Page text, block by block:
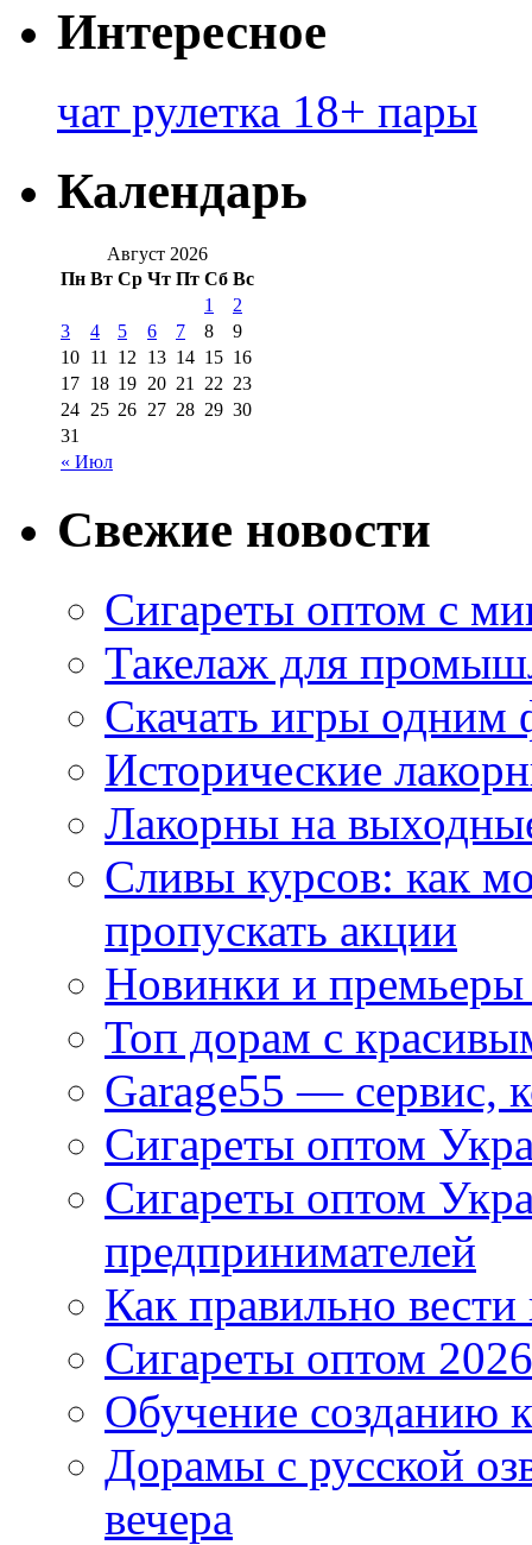
Интересное
чат рулетка 18+ пары
Календарь
Август 2026
Пн Вт Ср Чт Пт Сб Вс
« Июл
1
2
3
4 5 6 7 8
9
10 11 12 13 14 15 16
17 18 19 20 21 22 23
24 25 26 27 28 29 30
31
Свежие новости
Сигареты оптом с
Такелаж для
Скачать игры одним
Исторические
Лакорны на
Сливы курсов: как
пропускать акции
Новинки и
Топ дорам с
Garage55 — сервис,
Сигареты оптом
Сигареты оптом
предпринимателей
Как правильно
Сигареты оптом
Обучение созданию
Дорамы с русской
вечера